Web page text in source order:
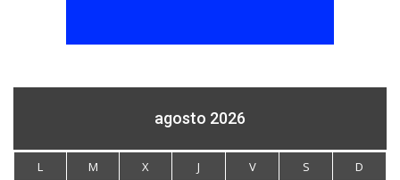
agosto 2026
L M X J V S
D